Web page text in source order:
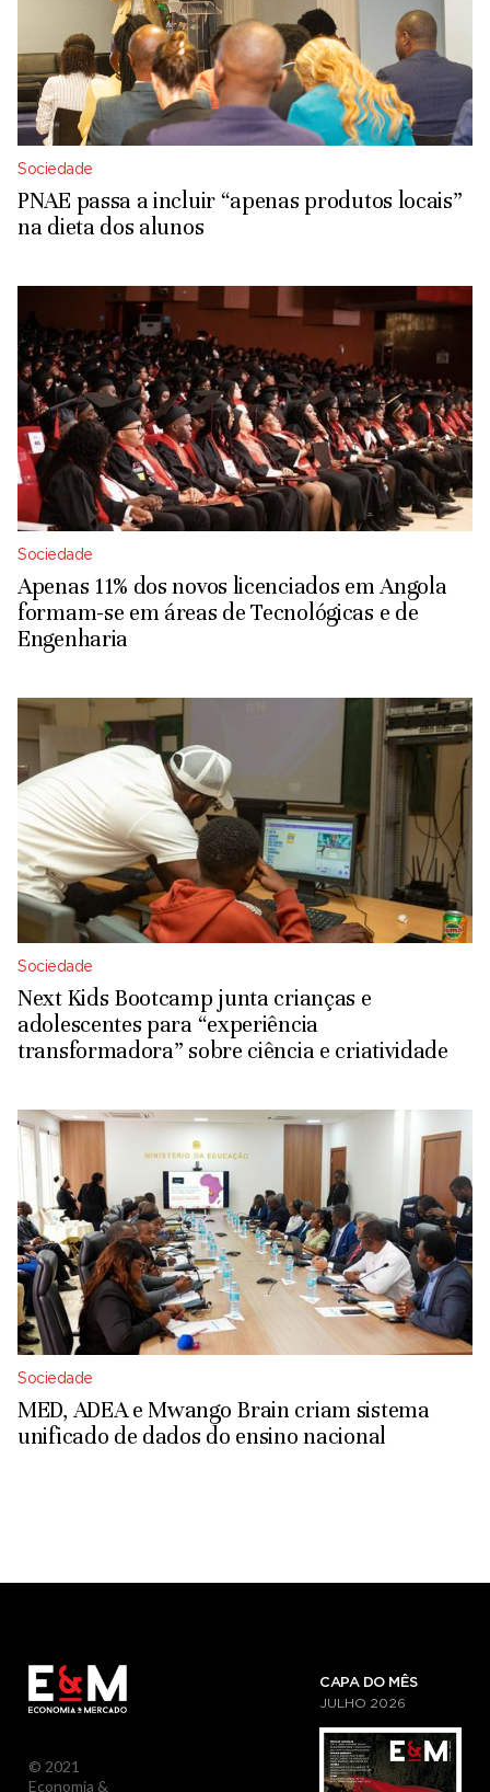
Sociedade
PNAE passa a incluir “apenas produtos locais”
na dieta dos alunos
Sociedade
Apenas 11% dos novos licenciados em Angola
formam-se em áreas de Tecnológicas e de
Engenharia
Sociedade
Next Kids Bootcamp junta crianças e
adolescentes para “experiência
transformadora” sobre ciência e criatividade
Sociedade
MED, ADEA e Mwango Brain criam sistema
unificado de dados do ensino nacional
© 2021
Economia &
CAPA DO MÊS
JULHO 2026